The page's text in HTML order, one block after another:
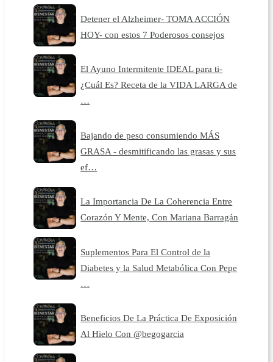
Detener el Alzheimer- TOMA ACCIÓN
HOY- con estos 7 Poderosos consejos
El Ayuno Intermitente IDEAL para ti-
¿Cuál Es? Receta de la VIDA LARGA de
…
Bajando de peso consumiendo MÁS
GRASA - desmitificando las grasas y sus
ef…
La Importancia De La Coherencia Entre
Corazón Y Mente, Con Mariana Barragán
Suplementos Para El Control de la
Diabetes y la Salud Metabólica Con Pepe
…
Beneficios De La Práctica De Exposición
Al Hielo Con @begogarcia